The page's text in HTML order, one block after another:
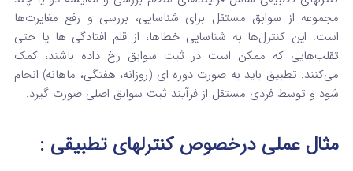
مجموعه از سوابق مستقل برای شناسایی، بررسی و رفع مغایرت‌ها
است. این کنترل‌ها به شناسایی خطاها، از قلم افتادگی‌ ها یا حتی
تقلب‌هایی که ممکن است در ثبت سوابق رخ داده باشند، کمک
می‌کنند. تطبیق باید به صورت دوره‌ ای (روزانه، هفتگی، ماهانه) انجام
شود و توسط فردی مستقل از فرآیند ثبت سوابق اصلی صورت گیرد.
مثال عملی درخصوص کنترلهای تطبیقی :